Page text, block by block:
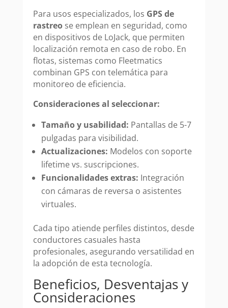
Para usos especializados, los GPS de
rastreose emplean en seguridad, como
en dispositivos de LoJack, que permiten
localización remota en caso de robo. En
flotas, sistemas como Fleetmatics
combinan GPS con telemática para
monitoreo de eficiencia.
Consideraciones al seleccionar:
Tamaño y usabilidad: Pantallas de 5-7
pulgadas para visibilidad.
Actualizaciones: Modelos con soporte
lifetime vs. suscripciones.
Funcionalidades extras: Integración
con cámaras de reversa o asistentes
virtuales.
Cada tipo atiende perfiles distintos, desde
conductores casuales hasta
profesionales, asegurando versatilidad en
la adopción de esta tecnología.
Beneficios, Desventajas y
Consideraciones